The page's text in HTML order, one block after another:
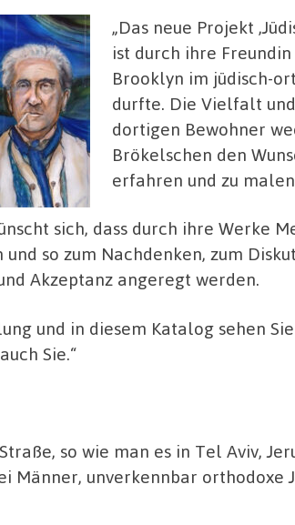
„Das neue Projekt
ist durch ihre
Brooklyn im jüdisch-
durfte. Die Vielfalt
dortigen Bewohner
Brökelschen den
erfahren und zu
sich, dass durch ihre Werke
so zum Nachdenken, zum
Akzeptanz angeregt werden.
und in diesem Katalog sehen
Sie.“
so wie man es in Tel Aviv,
Männer, unverkennbar orthodoxe